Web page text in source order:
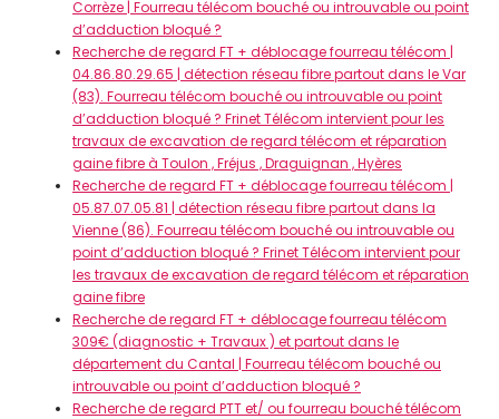
Corrèze | Fourreau télécom bouché ou introuvable ou point
d’adduction bloqué ?
Recherche de regard FT + déblocage fourreau télécom |
04.86.80.29.65 | détection réseau fibre partout dans le Var
(83). Fourreau télécom bouché ou introuvable ou point
d’adduction bloqué ? Frinet Télécom intervient pour les
travaux de excavation de regard télécom et réparation
gaine fibre à Toulon , Fréjus , Draguignan , Hyères
Recherche de regard FT + déblocage fourreau télécom |
05.87.07.05.81 | détection réseau fibre partout dans la
Vienne (86). Fourreau télécom bouché ou introuvable ou
point d’adduction bloqué ? Frinet Télécom intervient pour
les travaux de excavation de regard télécom et réparation
gaine fibre
Recherche de regard FT + déblocage fourreau télécom
309€ (diagnostic + Travaux ) et partout dans le
département du Cantal | Fourreau télécom bouché ou
introuvable ou point d’adduction bloqué ?
Recherche de regard PTT et/ ou fourreau bouché télécom